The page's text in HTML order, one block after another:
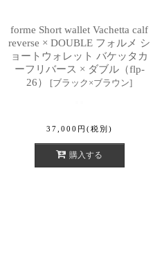
forme Short wallet Vachetta calf
reverse × DOUBLE フォルメ シ
ョートウォレット バケッタカ
ーフリバース × ダブル（flp-
26）
[ブラック×ブラウン]
37,000 円 (税別)
購入する